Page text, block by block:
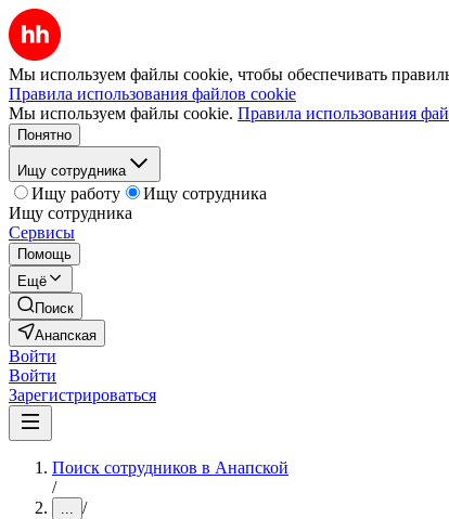
Мы используем файлы cookie, чтобы обеспечивать
Правила использования файлов cookie
Мы используем файлы cookie. Правила использования
Понятно
Ищу сотрудника
Ищу работу
Ищу сотрудника
Ищу сотрудника
Сервисы
Помощь
Ещё
Поиск
Анапская
Войти
Войти
Зарегистрироваться
Поиск сотрудников в Анапской
/
... /